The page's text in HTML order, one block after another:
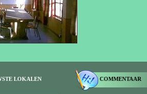
LOKALEN COMMENTAAR